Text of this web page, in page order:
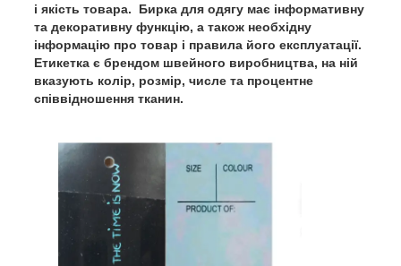
і якість товара. Бирка для одягу має інформативну
та декоративну функцію, а також необхідну
інформацію про товар і правила його експлуатації.
Етикетка є брендом швейного виробництва, на ній
вказують колір, розмір, числе та процентне
співвідношення тканин.